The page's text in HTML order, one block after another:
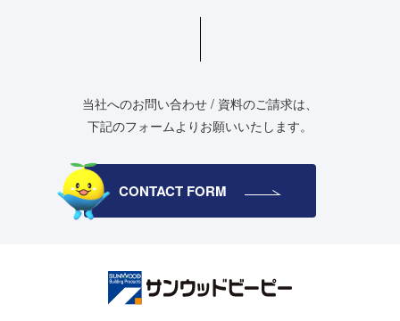
当社へのお問い合わせ / 資料のご請求は、
下記のフォームよりお願いいたします。
CONTACT FORM